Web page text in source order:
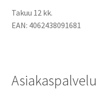
Takuu 12 kk.
EAN: 4062438091681
Asiakaspalvelu